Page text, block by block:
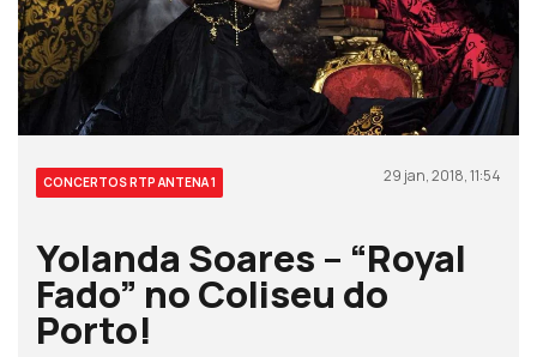
CONCERTOS RTP ANTENA 1 29 jan, 2018, 11:54
Yolanda Soares – “Royal
Fado” no Coliseu do
Porto!